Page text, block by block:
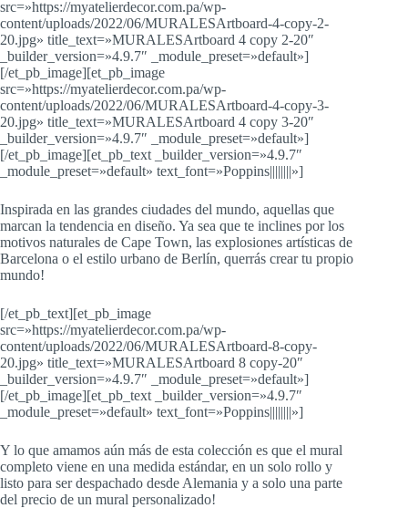
src=»https://myatelierdecor.com.pa/wp-
content/uploads/2022/06/MURALESArtboard-4-copy-2-
20.jpg» title_text=»MURALESArtboard 4 copy 2-20″
_builder_version=»4.9.7″ _module_preset=»default»]
[/et_pb_image][et_pb_image
src=»https://myatelierdecor.com.pa/wp-
content/uploads/2022/06/MURALESArtboard-4-copy-3-
20.jpg» title_text=»MURALESArtboard 4 copy 3-20″
_builder_version=»4.9.7″ _module_preset=»default»]
[/et_pb_image][et_pb_text _builder_version=»4.9.7″
_module_preset=»default» text_font=»Poppins||||||||»]
Inspirada en las grandes ciudades del mundo, aquellas que
marcan la tendencia en diseño. Ya sea que te inclines por los
motivos naturales de Cape Town, las explosiones artísticas de
Barcelona o el estilo urbano de Berlín, querrás crear tu propio
mundo!
[/et_pb_text][et_pb_image
src=»https://myatelierdecor.com.pa/wp-
content/uploads/2022/06/MURALESArtboard-8-copy-
20.jpg» title_text=»MURALESArtboard 8 copy-20″
_builder_version=»4.9.7″ _module_preset=»default»]
[/et_pb_image][et_pb_text _builder_version=»4.9.7″
_module_preset=»default» text_font=»Poppins||||||||»]
Y lo que amamos aún más de esta colección es que el mural
completo viene en una medida estándar, en un solo rollo y
listo para ser despachado desde Alemania y a solo una parte
del precio de un mural personalizado!